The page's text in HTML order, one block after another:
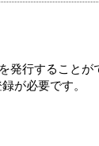
発行することが
が必要です。